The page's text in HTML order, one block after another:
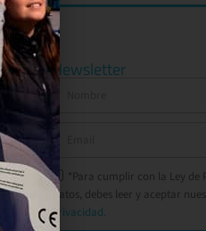
Newsletter
*Para cumplir con la Ley de
Datos, debes leer y aceptar
privacidad.